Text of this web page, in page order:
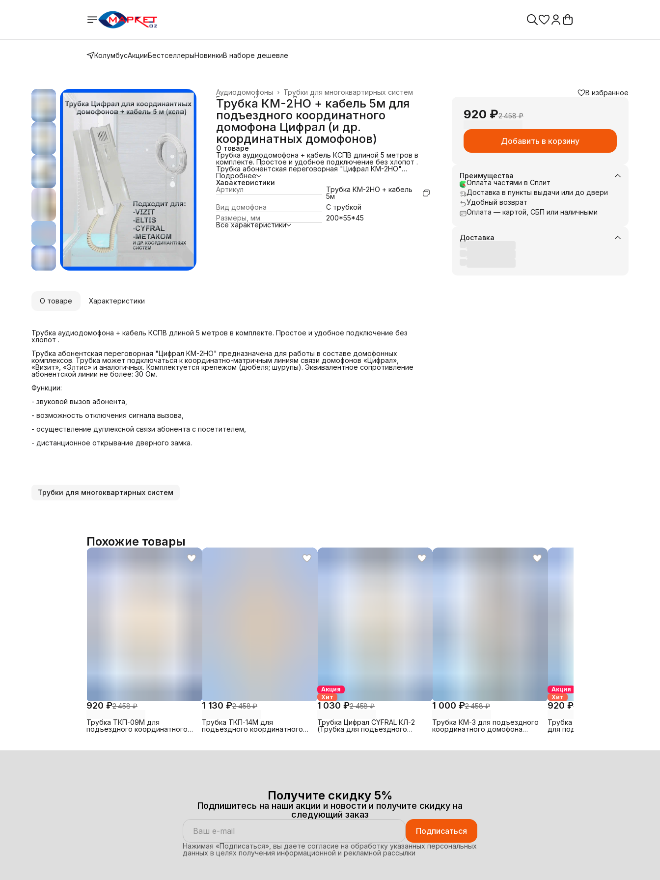
КолумбусАкцииБестселлерыНовинкиВ наборе дешевле
Трубки для многоквартирных систем
Аудиодомофоны ›
Домофоны
Каталог ›
Главная
Трубка КМ-2НО + кабель 5м для
подъездного координатного
домофона Цифрал (и др.
координатных домофонов)
О товаре
Трубка аудиодомофона + кабель КСПВ длиной 5 метров в
комплекте. Простое и удобное подключение без хлопот .
Трубка абонентская переговорная "Цифрал КМ-2НО"
предназначена для работы в составе домофонных
комплексов. Трубка может подключаться к координатно-
матричным линиям связи домофонов «Цифрал», «Визит»,
«Элтис» и аналогичных. Комплектуется крепежом (дюбеля;
шурупы). Эквивалентное сопротивление абонентской линии
не более: 30 Ом.
Функции:
- звуковой вызов абонента,
- возможность отключения сигнала вызова,
Подробнее
Характеристики
Артикул
Трубка КМ-2НО + кабель
5м
Вид домофона
С трубкой
Размеры, мм
200*55*45
Все характеристики
В избранное
920 ₽2 458 ₽
Добавить в корзину
Преимущества
Оплата частями в Сплит
Доставка в пункты выдачи или до двери
Удобный возврат
Оплата — картой, СБП или наличными
Доставка
О товаре Характеристики
Трубка аудиодомофона + кабель КСПВ длиной 5 метров в комплекте. Простое и удобное подключение без
хлопот .
Трубка абонентская переговорная "Цифрал КМ-2НО" предназначена для работы в составе домофонных
комплексов. Трубка может подключаться к координатно-матричным линиям связи домофонов «Цифрал»,
«Визит», «Элтис» и аналогичных. Комплектуется крепежом (дюбеля; шурупы). Эквивалентное сопротивление
абонентской линии не более: 30 Ом.
Функции:
- звуковой вызов абонента,
- возможность отключения сигнала вызова,
- осуществление дуплексной связи абонента с посетителем,
- дистанционное открывание дверного замка.
Трубки для многоквартирных систем
Похожие товары
920 ₽2 458 ₽
Трубка ТКП-09М для
подъездного координатного
1 130 ₽2 458 ₽
Трубка ТКП-14М для
подъездного координатного
Акция
Хит
1 030 ₽2 458 ₽
Трубка Цифрал CYFRAL КЛ-2
(Трубка для подъездного
1 000 ₽2 458 ₽
Трубка КМ-3 для подъездного
координатного домофона
Акция
Хит
920 ₽2 458 ₽
Трубка УКП-7М + КАБЕЛЬ 5М
для подъездного
комплекте
Получите скидку 5%
Подпишитесь на наши акции и новости и получите скидку на
следующий заказ
Подписаться
Нажимая «Подписаться», вы даете согласие на обработку указанных персональных
данных в целях получения информационной и рекламной рассылки